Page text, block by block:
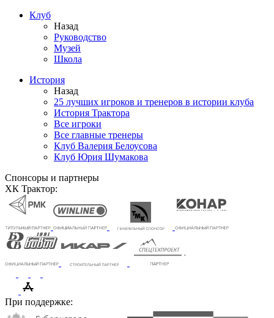
Клуб
Назад
Руководство
Музей
Школа
История
Назад
25 лучших игроков и тренеров в истории клуба
История Трактора
Все игроки
Все главные тренеры
Клуб Валерия Белоусова
Клуб Юрия Шумакова
Спонсоры и партнеры
ХК Трактор:
При поддержке: